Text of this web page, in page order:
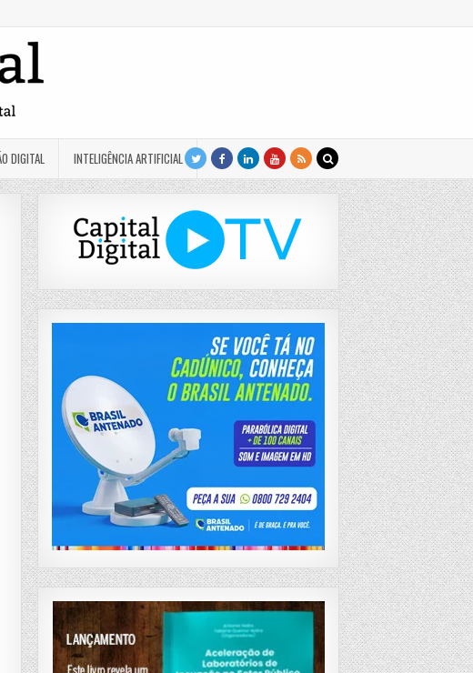
DIGITAL INTELIGÊNCIA ARTIFICIAL